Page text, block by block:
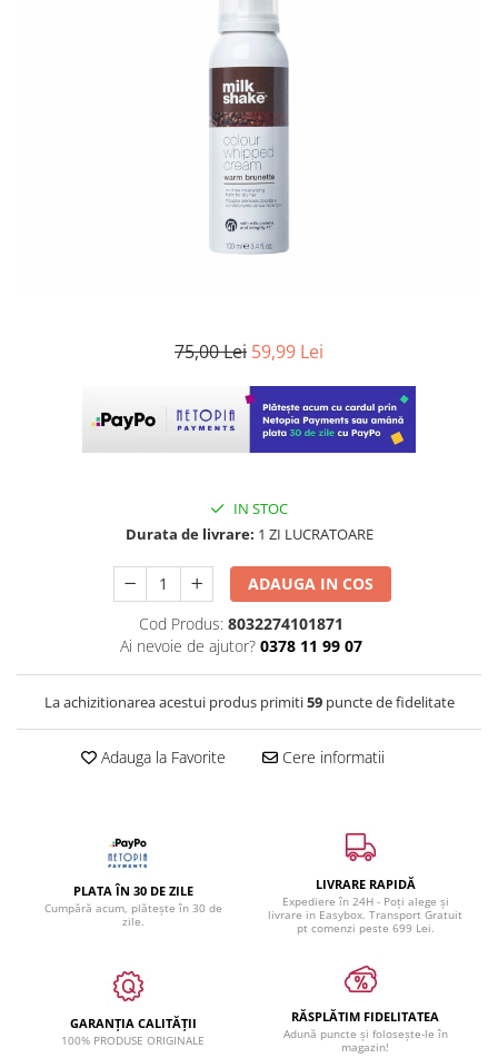
75,00 Lei 59,99 Lei
IN STOC
Durata de livrare: 1 ZI LUCRATOARE
ADAUGA IN COS
Cod Produs: 8032274101871
Ai nevoie de ajutor? 0378 11 99 07
La achizitionarea acestui produs primiti59puncte de fidelitate
Adauga la Favorite Cere informatii
PLATA ÎN 30 DE ZILE
Cumpără acum, plătește în 30 de
zile.
LIVRARE RAPIDĂ
Expediere în 24H - Poți alege și
livrare in Easybox. Transport Gratuit
pt comenzi peste 699 Lei.
GARANȚIA CALITĂȚII
100% PRODUSE ORIGINALE
RĂSPLĂTIM FIDELITATEA
Adună puncte și folosește-le în
magazin!